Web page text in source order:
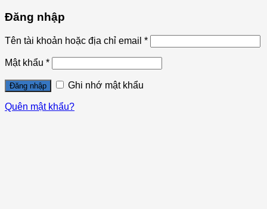
Đăng nhập
Tên tài khoản hoặc địa chỉ email *
Mật khẩu *
Đăng nhập Ghi nhớ mật khẩu
Quên mật khẩu?